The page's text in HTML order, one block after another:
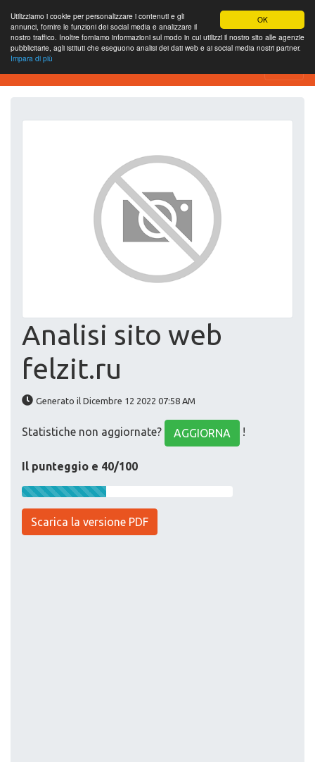
OK
Utilizziamo i cookie per personalizzare i contenuti e gli
annunci, fornire le funzioni dei social media e analizzare il
nostro traffico. Inoltre forniamo informazioni sul modo in cui utilizzi il nostro sito alle agenzie
pubblicitarie, agli istituti che eseguono analisi dei dati web e ai social media nostri partner.
Impara di più
SEO Analytics
Analisi sito web
felzit.ru
Generato il Dicembre 12 2022 07:58 AM
Statistiche non aggiornate? AGGIORNA !
Il punteggio e 40/100
Scarica la versione PDF